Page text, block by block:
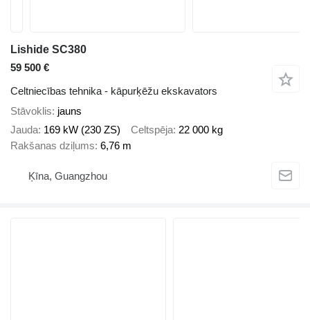
Lishide SC380
59 500 €
Celtniecības tehnika - kāpurķēžu ekskavators
Stāvoklis jauns
Jauda 169 kW (230 ZS) Celtspēja 22 000 kg
Rakšanas dziļums 6,76 m
Ķīna, Guangzhou